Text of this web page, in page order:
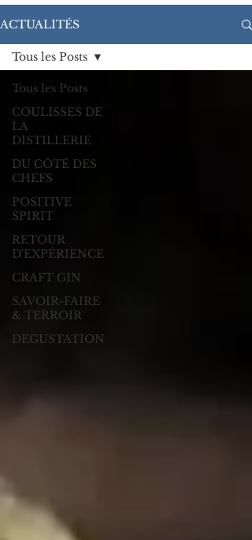
ACTUALITÉS
Tous les Posts
COULISSES DE
LA
DISTILLERIE
DU CÔTÉ DES
CHEFS
POSITIVE
SPIRIT
RETOUR
D'EXPÉRIENCE
CRAFT GIN
SAVOIR-FAIRE
& TERROIR
DEGUSTATION
Tous les Posts